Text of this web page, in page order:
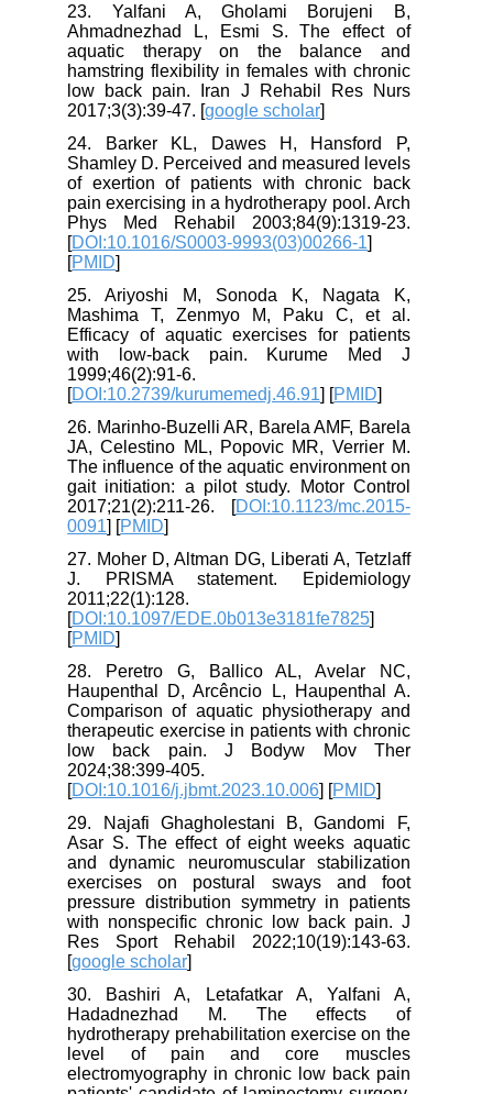
23. Yalfani A, Gholami Borujeni B,
Ahmadnezhad L, Esmi S. The effect of
aquatic therapy on the balance and
hamstring flexibility in females with chronic
low back pain. Iran J Rehabil Res Nurs
2017;3(3):39-47. [google scholar
24. Barker KL, Dawes H, Hansford P,
Shamley D. Perceived and measured levels
of exertion of patients with chronic back
pain exercising in a hydrotherapy pool. Arch
Phys Med Rehabil 2003;84(9):1319-23.
[DOI:10.1016/S0003-9993(03)00266-1
[PMID
25. Ariyoshi M, Sonoda K, Nagata K,
Mashima T, Zenmyo M, Paku C, et al.
Efficacy of aquatic exercises for patients
with low-back pain. Kurume Med J
1999;46(2):91-6.
[DOI:10.2739/kurumemedj.46.91] [PMID
26. Marinho-Buzelli AR, Barela AMF, Barela
JA, Celestino ML, Popovic MR, Verrier M.
The influence of the aquatic environment on
gait initiation: a pilot study. Motor Control
2017;21(2):211-26. [DOI:10.1123/mc.2015-
0091] [PMID
27. Moher D, Altman DG, Liberati A, Tetzlaff
J. PRISMA statement. Epidemiology
2011;22(1):128.
[DOI:10.1097/EDE.0b013e3181fe7825
[PMID
28. Peretro G, Ballico AL, Avelar NC,
Haupenthal D, Arcêncio L, Haupenthal A.
Comparison of aquatic physiotherapy and
therapeutic exercise in patients with chronic
low back pain. J Bodyw Mov Ther
2024;38:399-405.
[DOI:10.1016/j.jbmt.2023.10.006] [PMID
29. Najafi Ghagholestani B, Gandomi F,
Asar S. The effect of eight weeks aquatic
and dynamic neuromuscular stabilization
exercises on postural sways and foot
pressure distribution symmetry in patients
with nonspecific chronic low back pain. J
Res Sport Rehabil 2022;10(19):143-63.
[google scholar
30. Bashiri A, Letafatkar A, Yalfani A,
Hadadnezhad M. The effects of
hydrotherapy prehabilitation exercise on the
level of pain and core muscles
electromyography in chronic low back pain